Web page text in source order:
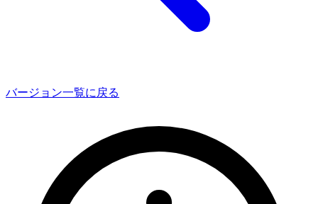
バージョン一覧に戻る